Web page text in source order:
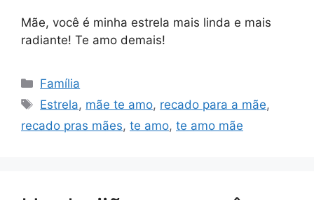
Mãe, você é minha estrela mais linda e mais
radiante! Te amo demais!
Categorias
Família
Tags
Estrela, mãe te amo, recado para a mãe,
recado pras mães, te amo, te amo mãe